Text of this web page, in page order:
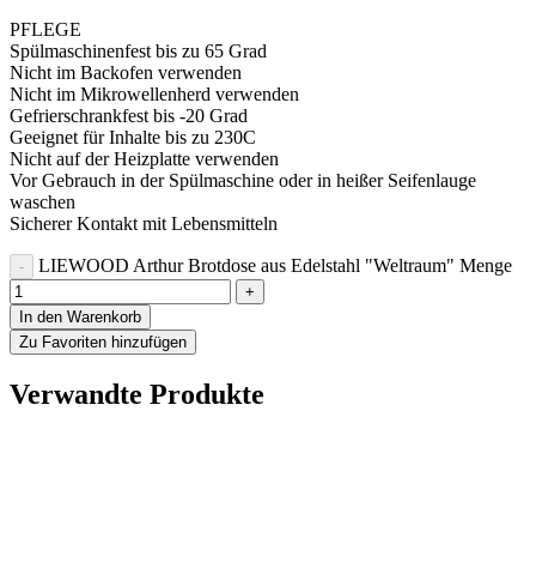
PFLEGE
Spülmaschinenfest bis zu 65 Grad
Nicht im Backofen verwenden
Nicht im Mikrowellenherd verwenden
Gefrierschrankfest bis -20 Grad
Geeignet für Inhalte bis zu 230C
Nicht auf der Heizplatte verwenden
Vor Gebrauch in der Spülmaschine oder in heißer Seifenlauge
waschen
Sicherer Kontakt mit Lebensmitteln
LIEWOOD Arthur Brotdose aus Edelstahl "Weltraum" Menge
In den Warenkorb
Zu Favoriten hinzufügen
Verwandte Produkte